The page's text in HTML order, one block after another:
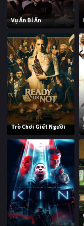
Vụ Án Bí Ẩn
Trò Chơi Giết Người